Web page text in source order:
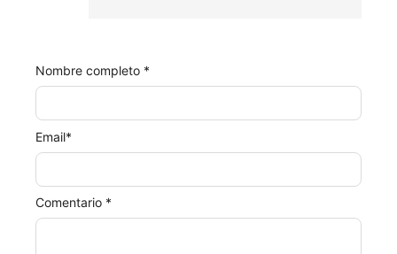
Comentario *
Nombre completo *
Email*